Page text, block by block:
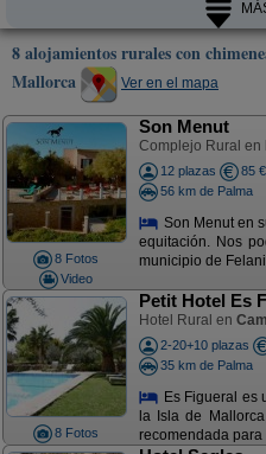
8 alojamientos rurales con
Mallorca
Ver en el mapa
8 Fotos
Video
Son Menut
Complejo Rural en
12 plazas
85 €
56 km de Palma
Son Menut en
equitación. Nos
municipio de
8 Fotos
Petit Hotel Es
Hotel Rural en
2-20+10 plazas
35 km de Palma
Es Figueral es
la Isla de
recomendada para